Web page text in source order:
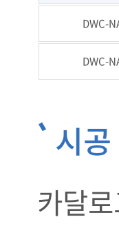
DWC-
DWC-
시
카달